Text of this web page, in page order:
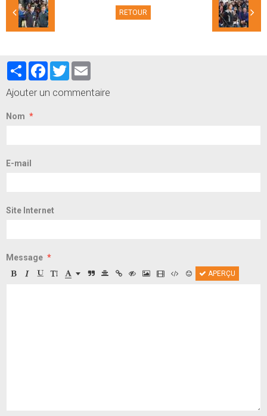
RETOUR
PartagerFacebook
Twitter
Ajouter un commentaire
Nom
E-mail
Site Internet
Message
APERÇU